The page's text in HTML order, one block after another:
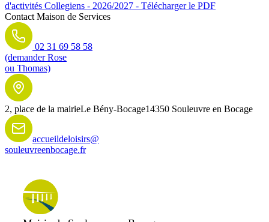
d'activités Collegiens - 2026/2027 - Télécharger le PDF
Contact Maison de Services
02 31 69 58 58
(demander Rose
ou Thomas)
2, place de la mairieLe Bény-Bocage14350 Souleuvre en Bocage
accueildeloisirs@
souleuvreenbocage.fr